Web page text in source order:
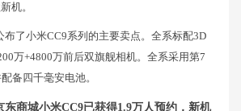
机。
布了小米CC9系列的主要卖点。全系标配3D
万+4800万前后双旗舰相机。全系采用第7
备四千毫安电池。
东商城小米CC9已获得1.9万人预约，新机